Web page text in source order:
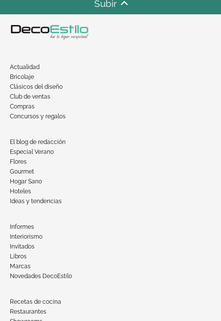
Subir
Actualidad
Bricolaje
Clásicos del diseño
Club de ventas
Compras
Concursos y regalos
El blog de redacción
Especial Verano
Flores
Gourmet
Hogar Sano
Hoteles
Ideas y tendencias
Informes
Interiorismo
Invitados
Libros
Marcas
Novedades DecoEstilo
Recetas de cocina
Restaurantes